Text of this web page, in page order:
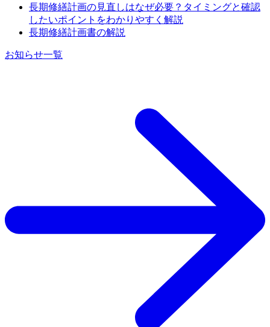
長期修繕計画の見直しはなぜ必要？タイミングと確認
したいポイントをわかりやすく解説
長期修繕計画書の解説
お知らせ一覧